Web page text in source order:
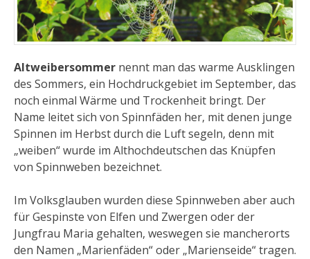
Altweibersommer nennt man das warme Ausklingen
des Sommers, ein Hochdruckgebiet im September, das
noch einmal Wärme und Trockenheit bringt. Der
Name leitet sich von Spinnfäden her, mit denen junge
Spinnen im Herbst durch die Luft segeln, denn mit
„weiben“ wurde im Althochdeutschen das Knüpfen
von Spinnweben bezeichnet.
Im Volksglauben wurden diese Spinnweben aber auch
für Gespinste von Elfen und Zwergen oder der
Jungfrau Maria gehalten, weswegen sie mancherorts
den Namen „Marienfäden“ oder „Marienseide“ tragen.